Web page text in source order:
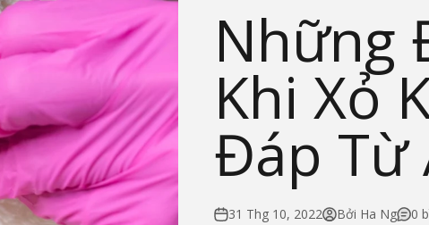
Những
Khi Xỏ
Đáp Từ
31 Thg 10, 2022 Bởi Ha Ng 0